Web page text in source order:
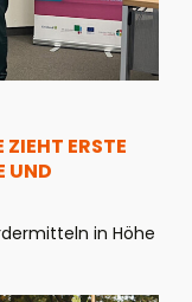
ERSTE
UND
in Höhe